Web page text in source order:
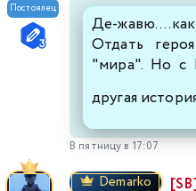
Постоялец
Де-
Отдать
"мира". Но с
другая
В пятницу в 17:07
Demarko